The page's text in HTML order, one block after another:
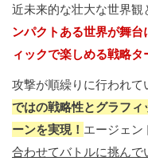
近未来的な壮大な世界観
ンパクトある世界が舞
ィックで楽しめる戦略タ
攻撃が順繰りに行われて
ではの戦略性とグラフ
ーンを実現！ エージェン
合わせてバトルに挑んで